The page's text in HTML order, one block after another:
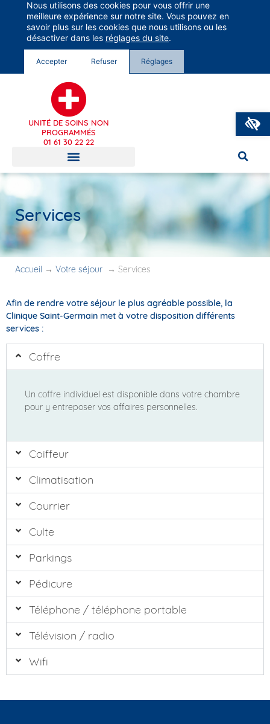
Groupe Vivalto Santé
Entre nous, la vie
UNITÉ DE SOINS NON
PROGRAMMÉS
01 61 30 22 22
Services
Accueil → Votre séjour → Services
Afin de rendre votre séjour le plus agréable possible, la
Clinique Saint-Germain met à votre disposition différents
services :
Coffre
Un coffre individuel est disponible dans votre chambre
pour y entreposer vos affaires personnelles.
Coiffeur
Climatisation
Courrier
Culte
Parkings
Pédicure
Téléphone / téléphone portable
Télévision / radio
Wifi
Nous utilisons des cookies pour vous offrir une
meilleure expérience sur notre site. Vous pouvez en
savoir plus sur les cookies que nous utilisons ou les
désactiver dans les réglages du site.
Accepter Refuser Réglages